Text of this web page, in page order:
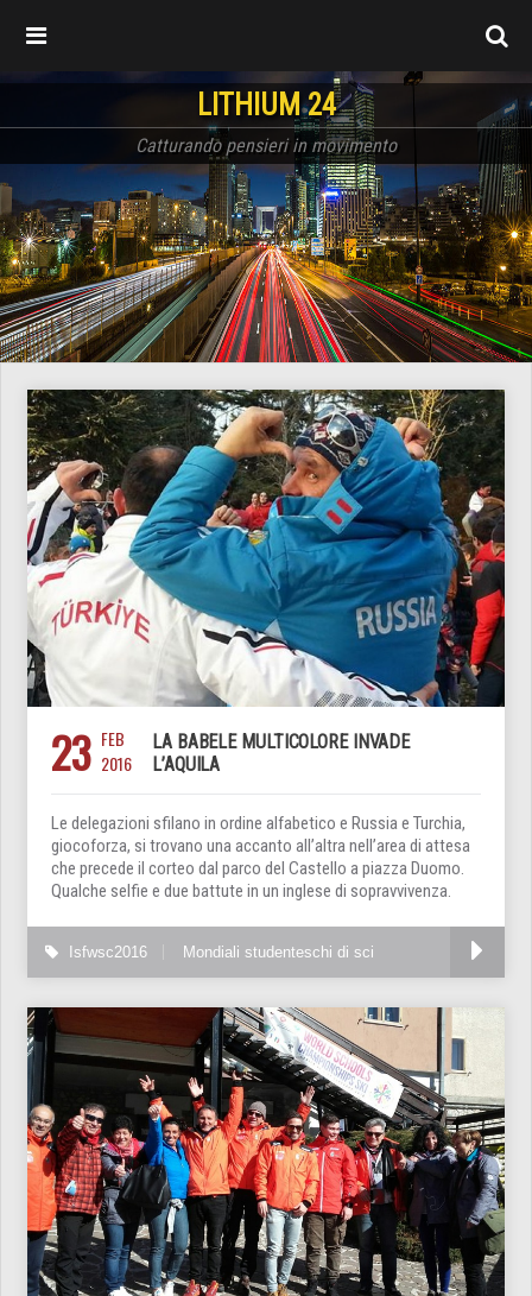
LITHIUM 24
Catturando pensieri in movimento
23 FEB
2016
LA BABELE MULTICOLORE INVADE
L’AQUILA
Le delegazioni sfilano in ordine alfabetico e Russia e Turchia,
giocoforza, si trovano una accanto all’altra nell’area di attesa
che precede il corteo dal parco del Castello a piazza Duomo.
Qualche selfie e due battute in un inglese di sopravvivenza.
Isfwsc2016 Mondiali studenteschi di sci